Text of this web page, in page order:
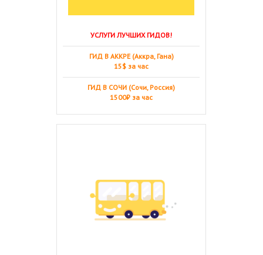
УСЛУГИ ЛУЧШИХ ГИДОВ!
ГИД В АККРЕ (Аккра, Гана)
15$ за час
ГИД В СОЧИ (Сочи, Россия)
1500₽ за час